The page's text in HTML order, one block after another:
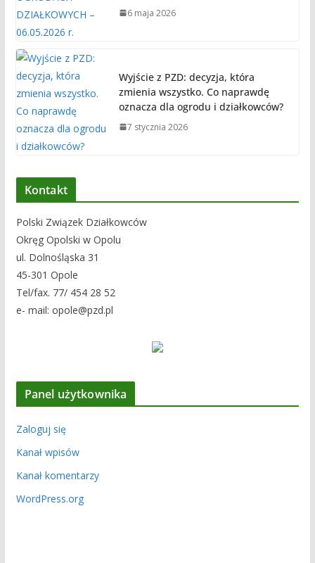
6 maja 2026
Wyjście z PZD: decyzja, która
zmienia wszystko. Co naprawdę
oznacza dla ogrodu i działkowców?
7 stycznia 2026
Kontakt
Polski Związek Działkowców
Okręg Opolski w Opolu
ul. Dolnośląska 31
45-301 Opole
Tel/fax. 77/ 454 28 52
e- mail: opole@pzd.pl
Panel użytkownika
Zaloguj się
Kanał wpisów
Kanał komentarzy
WordPress.org